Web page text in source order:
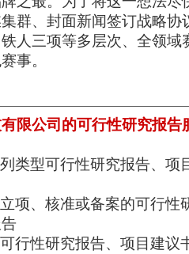
群、封面新闻签订战略协
人三项等多层次、全领域
事。
限公司的可行性研究报告
类型可行性研究报告、项
项、核准或备案的可行性
行性研究报告、项目建议